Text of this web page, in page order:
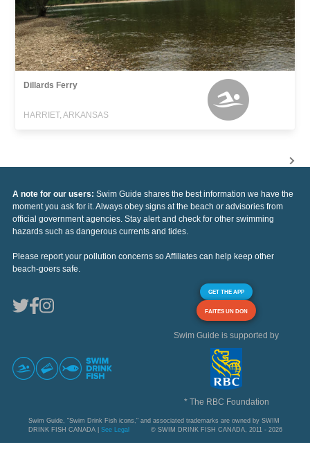
Dillards Ferry
HARRIET, ARKANSAS
A note for our users: Swim Guide shares the best information we have the
moment you ask for it. Always obey signs at the beach or advisories from
official government agencies. Stay alert and check for other swimming
hazards such as dangerous currents and tides.
Please report your pollution concerns so Affiliates can help keep other
beach-goers safe.
GET THE APP
FAITES UN DON
Swim Guide is supported by
* The RBC Foundation
Swim Guide, "Swim Drink Fish icons," and associated trademarks are owned by SWIM
DRINK FISH CANADA | See Legal © SWIM DRINK FISH CANADA, 2011 - 2026